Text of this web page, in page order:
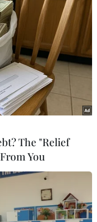
Vietnam+)
The "Relief
You